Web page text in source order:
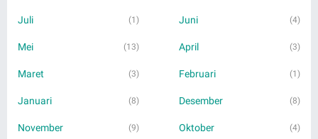
Juli (1) Juni (4)
Mei (13) April (3)
Maret (3) Februari (1)
Januari (8) Desember (8)
November (9) Oktober (4)